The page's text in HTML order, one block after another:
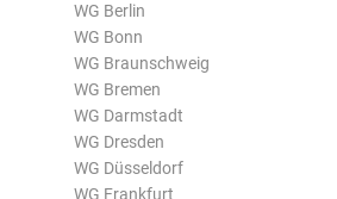
WG Berlin
WG Bonn
WG Braunschweig
WG Bremen
WG Darmstadt
WG Dresden
WG Düsseldorf
WG Frankfurt